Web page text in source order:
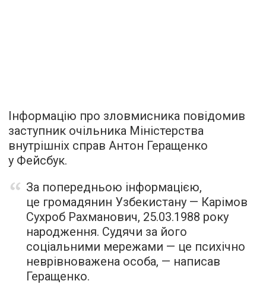
Інформацію про зловмисника повідомив
заступник очільника Міністерства
внутрішніх справ Антон Геращенко
у Фейсбук.
За попередньою інформацією,
це громадянин Узбекистану — Карімов
Сухроб Рахманович, 25.03.1988 року
народження. Судячи за його
соціальними мережами — це психічно
неврівноважена особа, — написав
Геращенко.